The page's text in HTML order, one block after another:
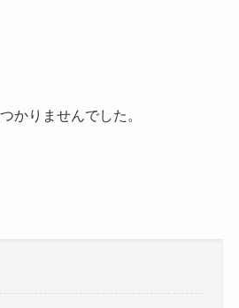
かりませんでした。